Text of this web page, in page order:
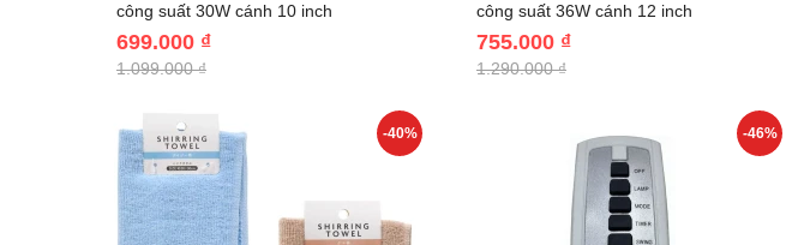
công suất 30W cánh 10 inch
699.000 ₫
1.099.000 ₫
công suất 36W cánh 12 inch
755.000 ₫
1.290.000 ₫
-40% -46%